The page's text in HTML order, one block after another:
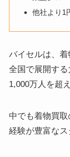
他社より1
バイセルは、
全国で展開す
1,000万人を超
中でも着物買
経験が豊富なス